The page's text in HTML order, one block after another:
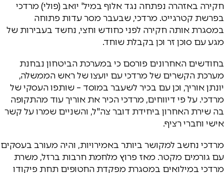
חקירה באזהרה נפתחה נגד אלוף במיל' יואב (פולי) מרדכי
בפרשת קטרגייט. מרדכי, שבעבר מסר עדות פתוחה
במסגרת אותה חקירה לפני כחודש וחצי, נחשד בעבירות של
מגע עם סוכן זר וכן בקבלת שוחד.
בחודשים האחרונים פורסם כי במערכת הביטחון נבחנת
מערכת הקשרים של מרדכי עם יועצו של ראש הממשלה,
יונתן אוריך, וכן עם בכיר לשעבר במוסד – שותפו העסקי של
מרדכי. על פי דיווחים, מרדכי הכיר את אוריך עוד מהתקופה
בה שירת האחרון ביחידת דובר צה"ל, והשניים שמרו על קשר
אישי וחברי רציף.
מרדכי נחשב למקושר ביותר באמירויות, והיה מעורב בעסקים
עם גורמים מקטר. מאז פרוץ מלחמת חרבות ברזל, משרת
מרדכי במילואים במסגרת מפקדת החטופים תחת פיקודו